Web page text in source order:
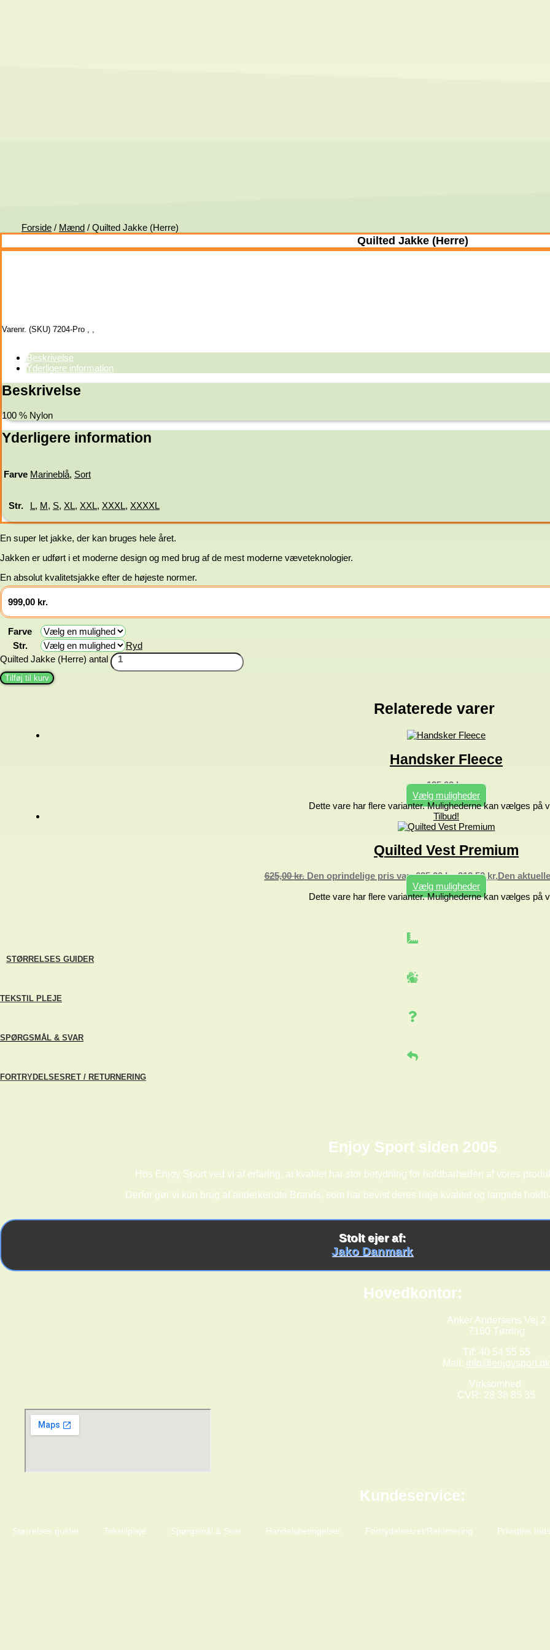
Forside / Mænd / Quilted Jakke (Herre)
Quilted Jakke (Herre)
Varenr. (SKU) 7204-Pro , ,
Beskrivelse
Yderligere information
Beskrivelse
100 % Nylon
Yderligere information
Farve Marineblå, Sort
Str. L, M, S, XL, XXL, XXXL, XXXXL
En super let jakke, der kan bruges hele året.
Jakken er udført i et moderne design og med brug af de mest moderne væveteknologier.
En absolut kvalitetsjakke efter de højeste normer.
999,00 kr.
Farve
Str.
Ryd
Quilted Jakke (Herre) antal
Tilføj til kurv
Relaterede varer
Handsker Fleece
125,00kr.
Vælg muligheder
Dette vare har flere varianter. Mulighederne kan vælges på
Tilbud!
Quilted Vest Premium
625,00kr. Den oprindelige pris var: 625,00 kr..312,50kr.Den
Vælg muligheder
Dette vare har flere varianter. Mulighederne kan vælges på
STØRRELSES GUIDER
TEKSTIL PLEJE
SPØRGSMÅL & SVAR
FORTRYDELSESRET / RETURNERING
Enjoy Sport siden 2005
Hos Enjoy Sport ved vi af erfaring, at kvalitet har stor betydning for holdbarheden af vores
Derfor gør vi kun brug af anderkendte Brands, som har bevist deres høje kvalitet og langtids
Stolt ejer af:
Jako Danmark
Hovedkontor:
Anker Andersens Vej 2
7160 Tørring
Tlf: 40 54 55 55
Mail: info@enjoysport.dk
Virksomhed:
CVR: 28 38 85 35
Kundeservice:
Størrelses guider Tekstilpleje Spørgsmål & Svar Handelsbetingelser Fortrydelsesret/Returnering Privatlivs